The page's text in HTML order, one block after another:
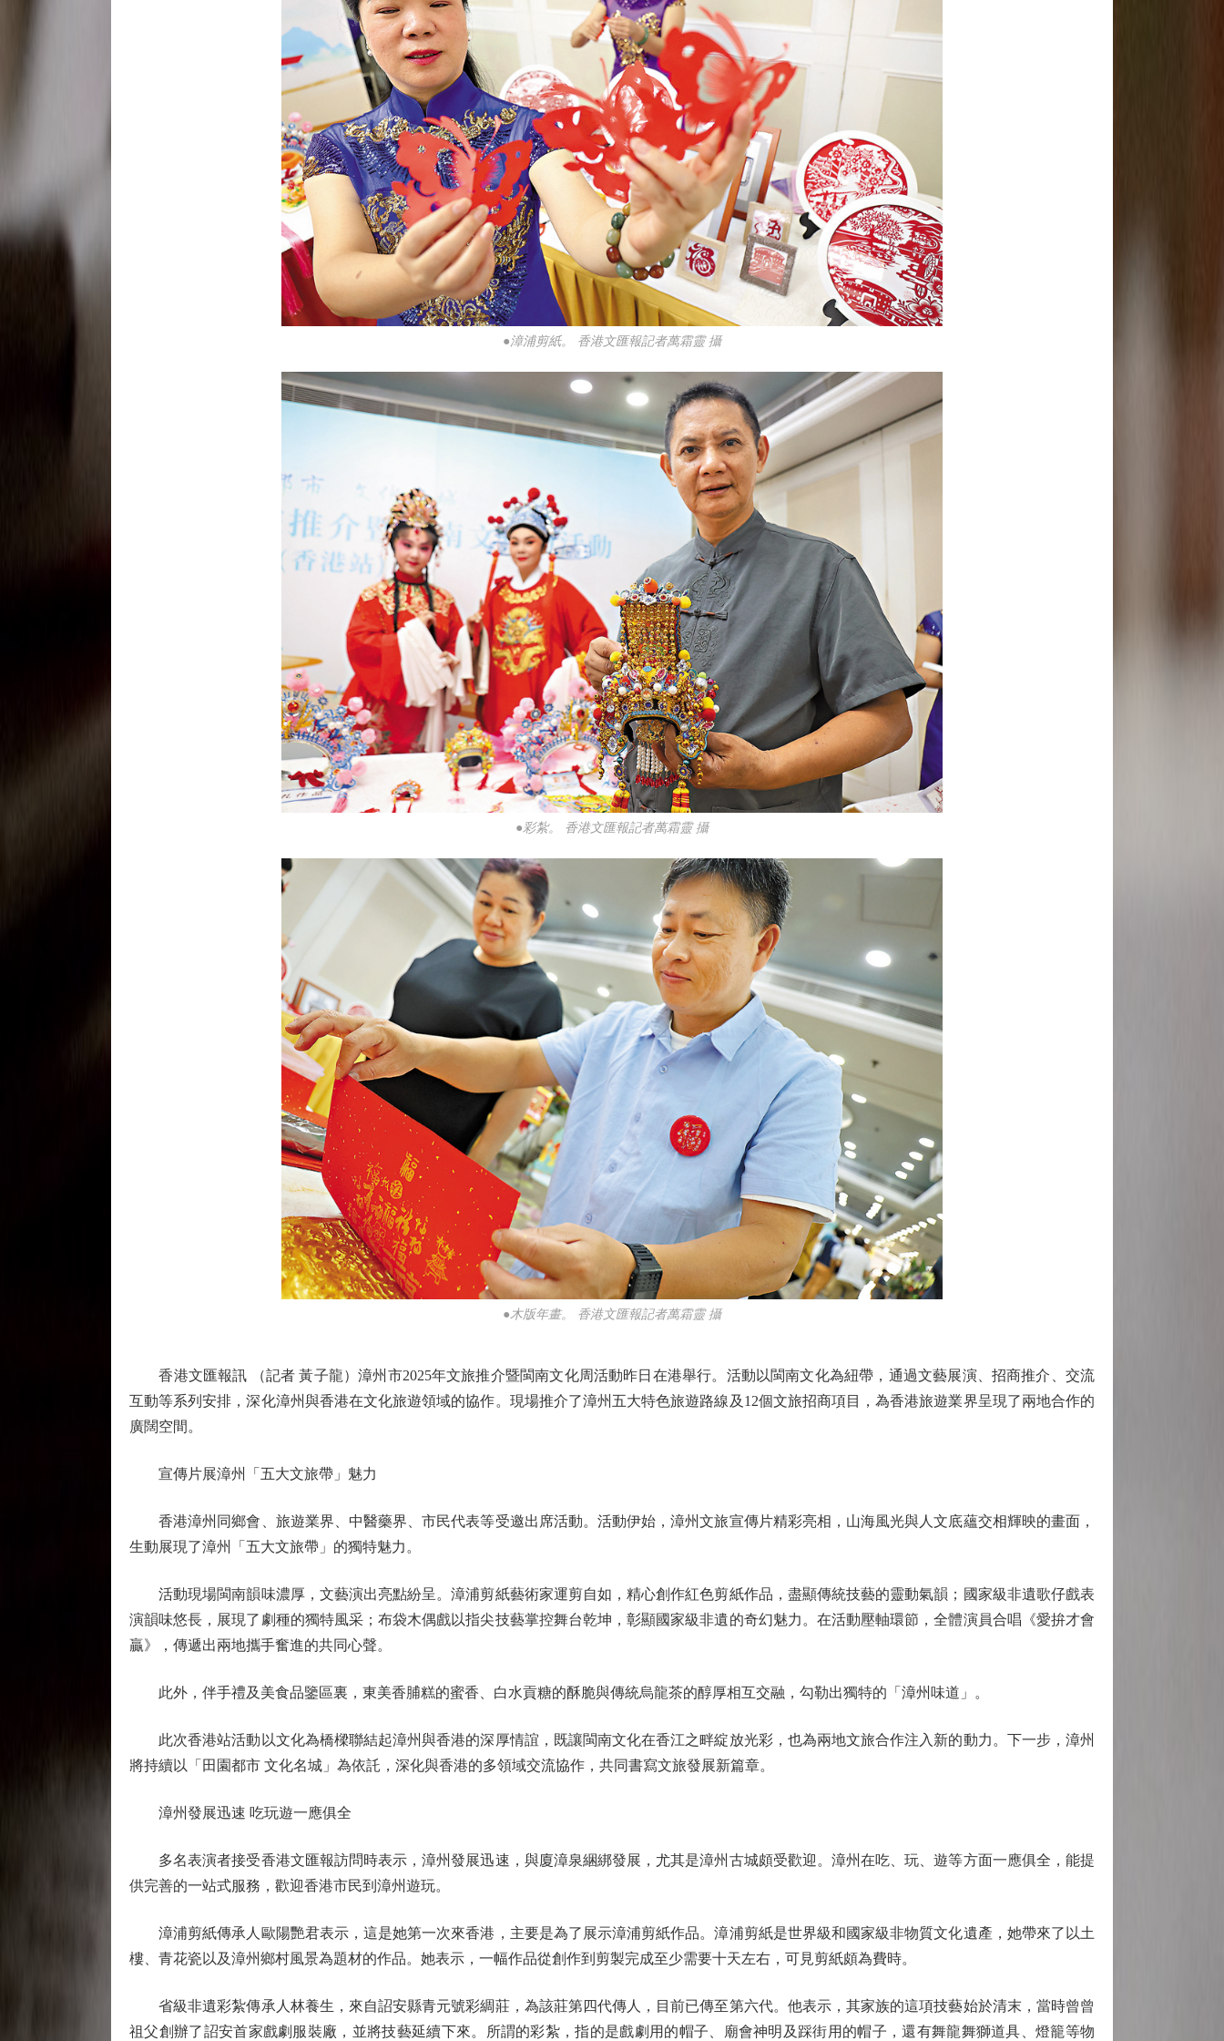
●漳浦剪紙。 香港文匯報記者萬霜靈 攝
●彩紮。 香港文匯報記者萬霜靈 攝
●木版年畫。 香港文匯報記者萬霜靈 攝
香港文匯報訊 （記者 黃子龍）漳州市2025年文旅推介暨閩南文化周活動昨日在港舉行。活動以閩南文化為紐帶，通過文藝展演、招商推介、交流
互動等系列安排，深化漳州與香港在文化旅遊領域的協作。現場推介了漳州五大特色旅遊路線及12個文旅招商項目，為香港旅遊業界呈現了兩地合作的
廣闊空間。
宣傳片展漳州「五大文旅帶」魅力
香港漳州同鄉會、旅遊業界、中醫藥界、市民代表等受邀出席活動。活動伊始，漳州文旅宣傳片精彩亮相，山海風光與人文底蘊交相輝映的畫面，
生動展現了漳州「五大文旅帶」的獨特魅力。
活動現場閩南韻味濃厚，文藝演出亮點紛呈。漳浦剪紙藝術家運剪自如，精心創作紅色剪紙作品，盡顯傳統技藝的靈動氣韻；國家級非遺歌仔戲表
演韻味悠長，展現了劇種的獨特風采；布袋木偶戲以指尖技藝掌控舞台乾坤，彰顯國家級非遺的奇幻魅力。在活動壓軸環節，全體演員合唱《愛拚才會
贏》，傳遞出兩地攜手奮進的共同心聲。
此外，伴手禮及美食品鑒區裏，東美香脯糕的蜜香、白水貢糖的酥脆與傳統烏龍茶的醇厚相互交融，勾勒出獨特的「漳州味道」。
此次香港站活動以文化為橋樑聯結起漳州與香港的深厚情誼，既讓閩南文化在香江之畔綻放光彩，也為兩地文旅合作注入新的動力。下一步，漳州
將持續以「田園都市 文化名城」為依託，深化與香港的多領域交流協作，共同書寫文旅發展新篇章。
漳州發展迅速 吃玩遊一應俱全
多名表演者接受香港文匯報訪問時表示，漳州發展迅速，與廈漳泉綑綁發展，尤其是漳州古城頗受歡迎。漳州在吃、玩、遊等方面一應俱全，能提
供完善的一站式服務，歡迎香港市民到漳州遊玩。
漳浦剪紙傳承人歐陽艷君表示，這是她第一次來香港，主要是為了展示漳浦剪紙作品。漳浦剪紙是世界級和國家級非物質文化遺產，她帶來了以土
樓、青花瓷以及漳州鄉村風景為題材的作品。她表示，一幅作品從創作到剪製完成至少需要十天左右，可見剪紙頗為費時。
省級非遺彩紮傳承人林養生，來自詔安縣青元號彩綢莊，為該莊第四代傳人，目前已傳至第六代。他表示，其家族的這項技藝始於清末，當時曾曾
祖父創辦了詔安首家戲劇服裝廠，並將技藝延續下來。所謂的彩紮，指的是戲劇用的帽子、廟會神明及踩街用的帽子，還有舞龍舞獅道具、燈籠等物